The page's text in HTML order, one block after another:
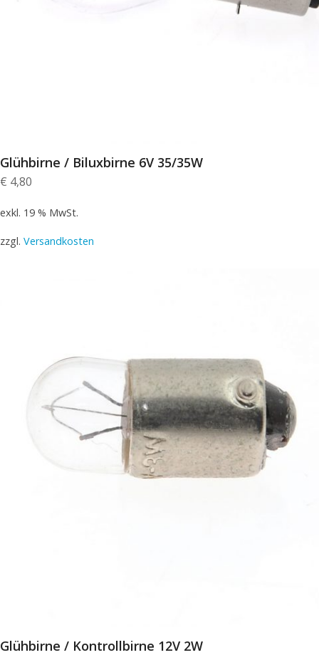
Glühbirne / Biluxbirne 6V 35/35W
€ 4,80
exkl. 19 % MwSt.
zzgl. Versandkosten
Glühbirne / Kontrollbirne 12V 2W